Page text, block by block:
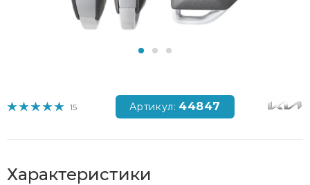
15 Артикул: 44847
Характеристики